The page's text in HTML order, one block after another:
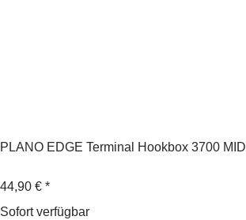
PLANO EDGE Terminal Hookbox 3700 MID
44,90 € *
Sofort verfügbar